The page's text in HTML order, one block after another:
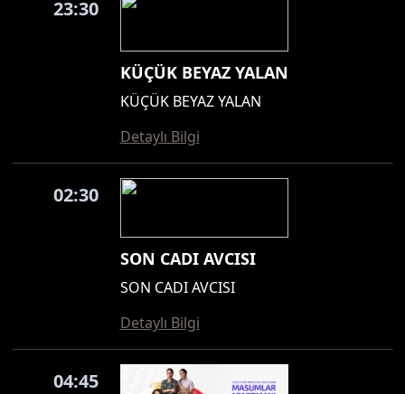
23:30
KÜÇÜK BEYAZ YALAN
KÜÇÜK BEYAZ YALAN
Detaylı Bilgi
02:30
SON CADI AVCISI
SON CADI AVCISI
Detaylı Bilgi
04:45